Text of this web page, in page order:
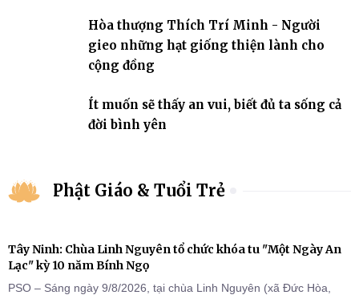
Hòa thượng Thích Trí Minh - Người
gieo những hạt giống thiện lành cho
cộng đồng
Ít muốn sẽ thấy an vui, biết đủ ta sống cả
đời bình yên
Phật Giáo & Tuổi Trẻ
Tây Ninh: Chùa Linh Nguyên tổ chức khóa tu "Một Ngày An
Lạc" kỳ 10 năm Bính Ngọ
PSO – Sáng ngày 9/8/2026, tại chùa Linh Nguyên (xã Đức Hòa,